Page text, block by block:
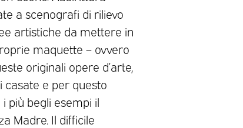
a scenografi di rilievo
artistiche da mettere in
maquette – ovvero
originali opere d’arte,
casate e per questo
più begli esempi il
Madre. Il difficile